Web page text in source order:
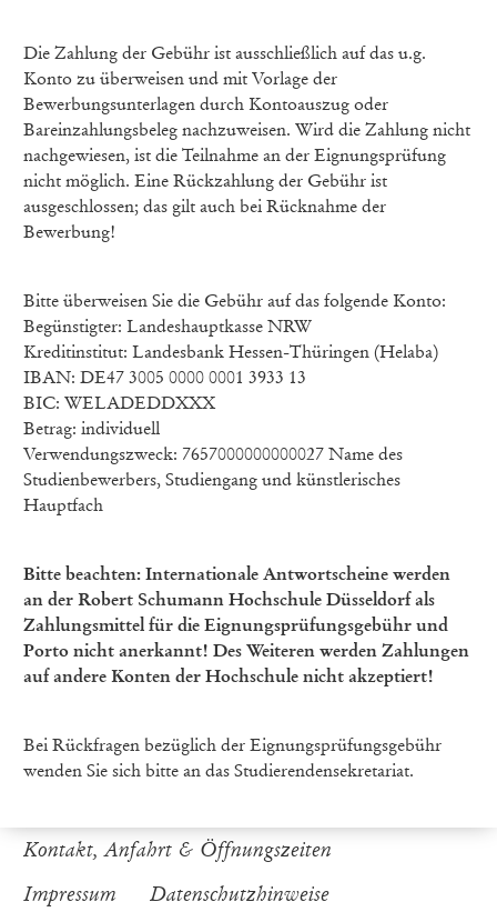
Die Zahlung der Gebühr ist ausschließlich auf das u.g.
Konto zu überweisen und mit Vorlage der
Bewerbungsunterlagen durch Kontoauszug oder
Bareinzahlungsbeleg nachzuweisen. Wird die Zahlung nicht
nachgewiesen, ist die Teilnahme an der Eignungsprüfung
nicht möglich. Eine Rückzahlung der Gebühr ist
ausgeschlossen; das gilt auch bei Rücknahme der
Bewerbung!
Bitte überweisen Sie die Gebühr auf das folgende Konto:
Begünstigter: Landeshauptkasse NRW
Kreditinstitut: Landesbank Hessen-Thüringen (Helaba)
IBAN: DE47 3005 0000 0001 3933 13
BIC: WELADEDDXXX
Betrag: individuell
Verwendungszweck: 7657000000000027 Name des
Studienbewerbers, Studiengang und künstlerisches
Hauptfach
Bitte beachten: Internationale Antwortscheine werden
an der Robert Schumann Hochschule Düsseldorf als
Zahlungsmittel für die Eignungsprüfungsgebühr und
Porto nicht anerkannt! Des Weiteren werden Zahlungen
auf andere Konten der Hochschule nicht akzeptiert!
Bei Rückfragen bezüglich der Eignungsprüfungsgebühr
wenden Sie sich bitte an das Studierendensekretariat.
Kontakt, Anfahrt & Öffnungszeiten
Impressum
Datenschutzhinweise